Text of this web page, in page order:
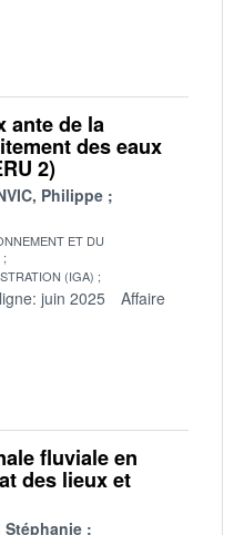
ante de la
des eaux
2)
Philippe
ET DU
(IGA)
juin 2025
Affaire
fluviale en
des lieux et
Stéphanie